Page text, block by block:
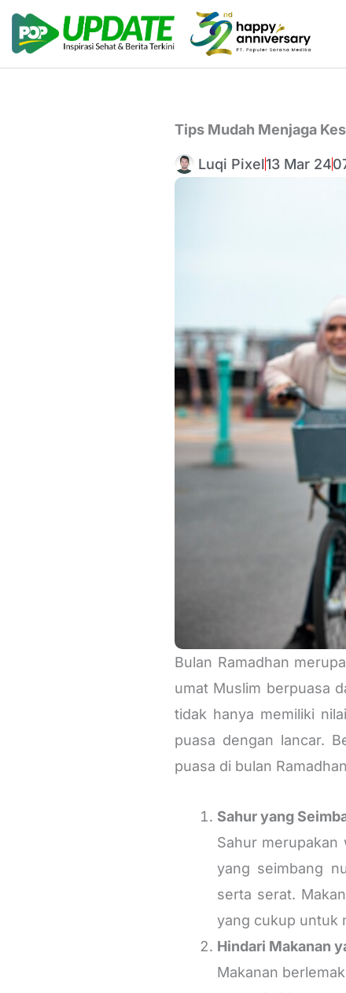
Lewati
konten
Tips Mudah Menjaga
Luqi Pixel13 Mar 24
Bulan Ramadhan
umat Muslim berpuasa
tidak hanya memiliki
puasa dengan lancar.
puasa di bulan
Sahur yang
Sahur merupakan
yang seimbang
serta serat.
yang cukup untuk
Hindari Makanan
Makanan